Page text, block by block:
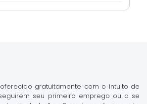
gratuitamente com o intuito de
seu primeiro emprego ou a se